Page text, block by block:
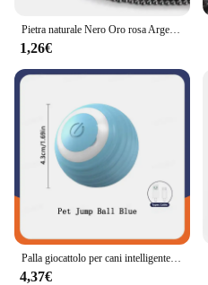
1,26€
4,37€